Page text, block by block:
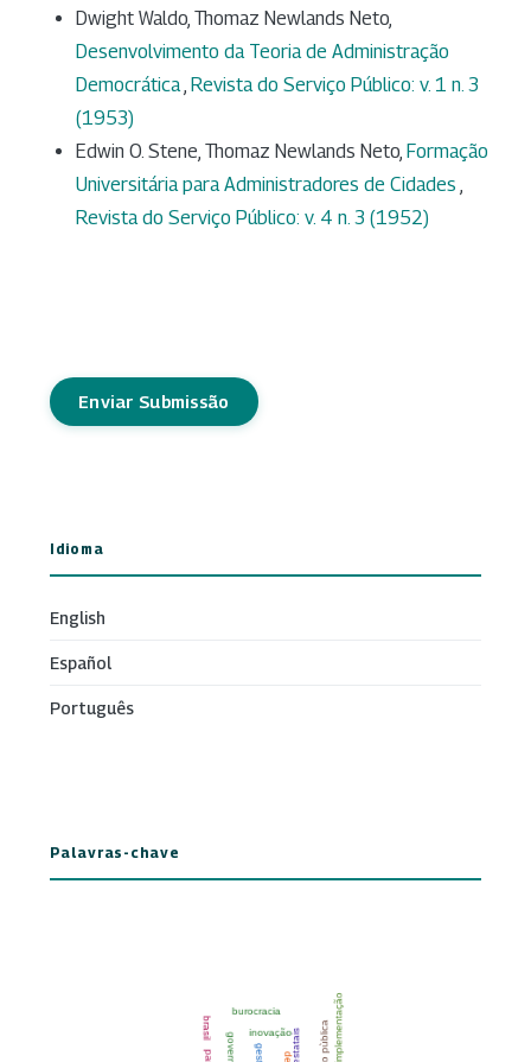
Dwight Waldo, Thomaz Newlands Neto,
Desenvolvimento da Teoria de Administração
Democrática, Revista do Serviço Público: v. 1 n. 3
(1953)
Edwin O. Stene, Thomaz Newlands Neto, Formação
Universitária para Administradores de Cidades ,
Revista do Serviço Público: v. 4 n. 3 (1952)
Enviar Submissão
Idioma
English
Español
Português
Palavras-chave